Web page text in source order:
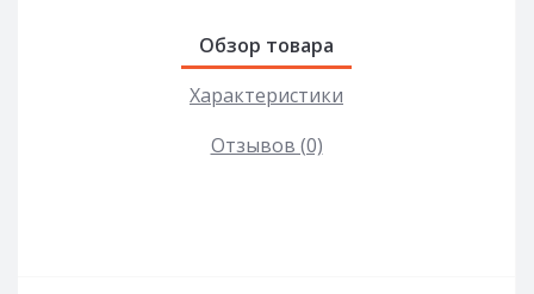
Обзор товара
Характеристики
Отзывов (0)